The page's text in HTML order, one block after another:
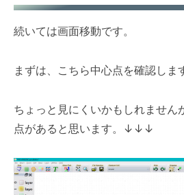
続いては画面移動です。
まずは、こちら中心点を確認しま
ちょっと見にくいかもしれません
点があると思います。
↓ ↓ ↓